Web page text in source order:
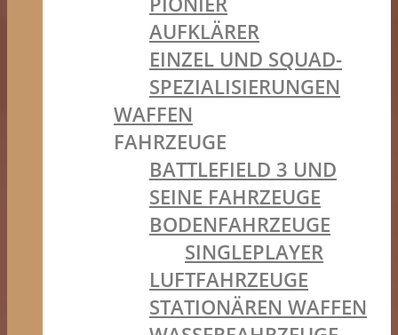
AUFKLÄRER
EINZEL UND SQUAD-
SPEZIALISIERUNGEN
WAFFEN
FAHRZEUGE
BATTLEFIELD 3 UND
SEINE FAHRZEUGE
BODENFAHRZEUGE
SINGLEPLAYER
LUFTFAHRZEUGE
STATIONÄREN WAFFEN